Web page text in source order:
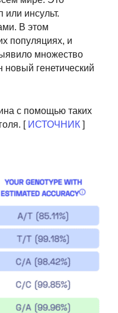
инсульт.
В этом
популяциях, и
множество
генетический
с помощью таких
[ИСТОЧНИК ]